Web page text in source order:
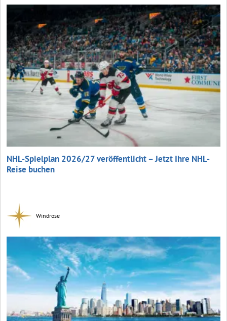
NHL-Spielplan 2026/27 veröffentlicht – Jetzt Ihre NHL-
Reise buchen
Windrose